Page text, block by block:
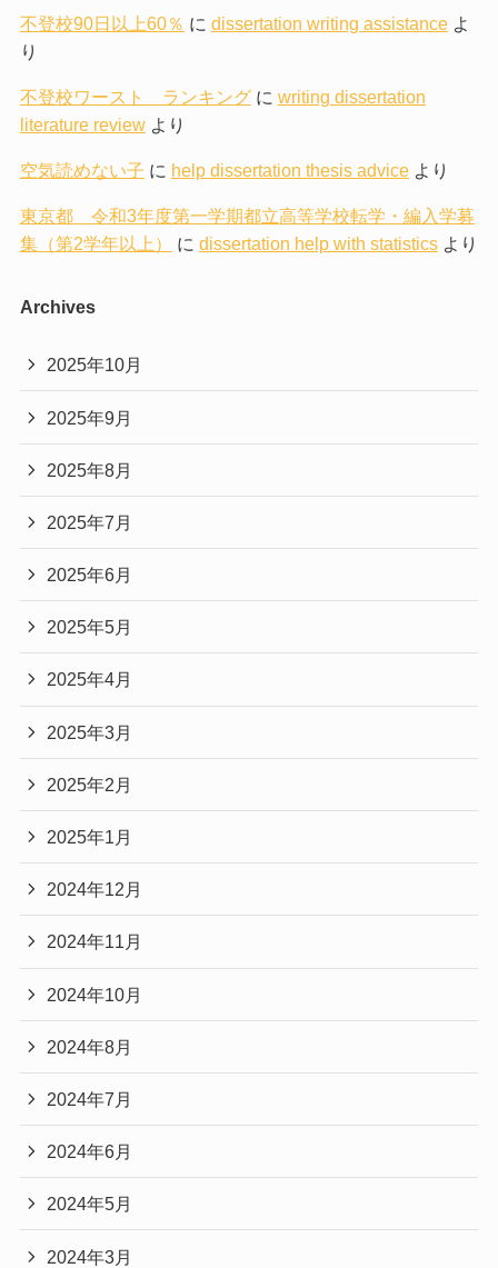
不登校90日以上60％ に dissertation writing assistanceよ
り
不登校ワースト ランキングに writing dissertation
literature reviewより
空気読めない子 に help dissertation thesis adviceより
東京都 令和3年度第一学期都立高等学校転学・編入学募
集（第2学年以上）
に dissertation help with statisticsより
Archives
2025年10月
2025年9月
2025年8月
2025年7月
2025年6月
2025年5月
2025年4月
2025年3月
2025年2月
2025年1月
2024年12月
2024年11月
2024年10月
2024年8月
2024年7月
2024年6月
2024年5月
2024年3月